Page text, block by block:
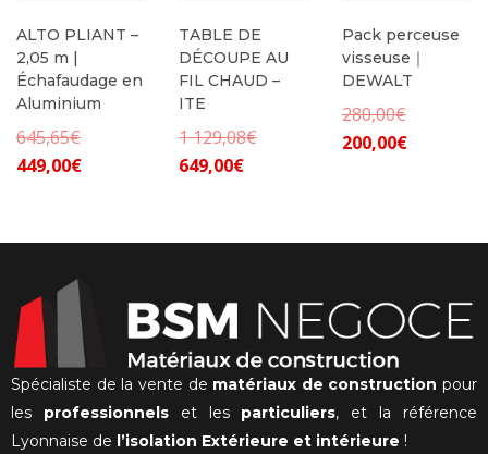
ALTO PLIANT –
2,05 m |
Échafaudage en
Aluminium
645,65€
645,65€.
449,00€Le
est :
TABLE DE
DÉCOUPE AU
FIL CHAUD –
ITE
1 129,08€
1
649,00€Le
est :
Pack perceuse
visseuse｜
DEWALT
280,00€
200,00€Le
Spécialiste de la vente de matériaux de construction pour
les professionnelset les particuliers, et la référence
Lyonnaise de l’isolation Extérieure et intérieure !